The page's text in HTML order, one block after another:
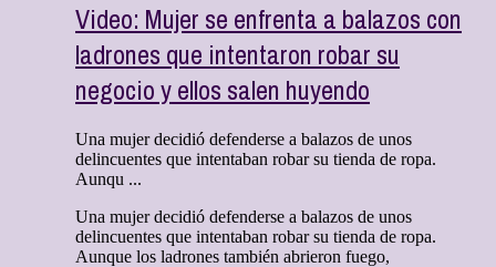
Video: Mujer se enfrenta a balazos con
ladrones que intentaron robar su
negocio y ellos salen huyendo
Una mujer decidió defenderse a balazos de unos
delincuentes que intentaban robar su tienda de ropa.
Aunqu ...
Una mujer decidió defenderse a balazos de unos
delincuentes que intentaban robar su tienda de ropa.
Aunque los ladrones también abrieron fuego,